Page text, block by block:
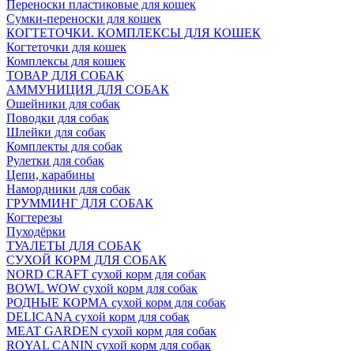
Переноски пластиковые для кошек
Сумки-переноски для кошек
КОГТЕТОЧКИ. КОМПЛЕКСЫ ДЛЯ КОШЕК
Когтеточки для кошек
Комплексы для кошек
ТОВАР ДЛЯ СОБАК
АММУНИЦИЯ ДЛЯ СОБАК
Ошейники для собак
Поводки для собак
Шлейки для собак
Комплекты для собак
Рулетки для собак
Цепи, карабины
Намордники для собак
ГРУММИНГ ДЛЯ СОБАК
Когтерезы
Пуходёрки
ТУАЛЕТЫ ДЛЯ СОБАК
СУХОЙ КОРМ ДЛЯ СОБАК
NORD CRAFT сухой корм для собак
BOWL WOW сухой корм для собак
РОДНЫЕ КОРМА сухой корм для собак
DELICANA сухой корм для собак
MEAT GARDEN сухой корм для собак
ROYAL CANIN сухой корм для собак